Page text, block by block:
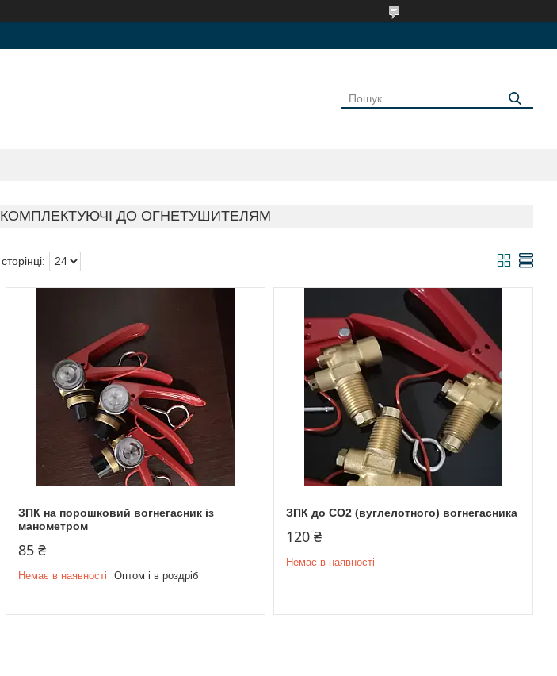
КОМПЛЕКТУЮЧІ ДО ОГНЕТУШИТЕЛЯМ
ЗПК на порошковий вогнегасник із
манометром
85 ₴
Немає в наявності Оптом і в роздріб
ЗПК до СО2 (вуглелотного) вогнегасника
120 ₴
Немає в наявності